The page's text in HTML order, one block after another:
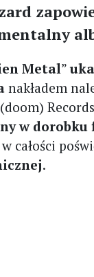
Metal”
nakładem
w
całości
.